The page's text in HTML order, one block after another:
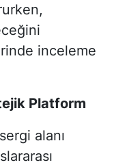
inceleme
Platform
alanı